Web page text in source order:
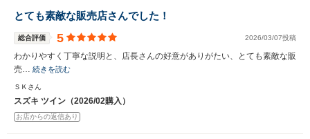
とても素敵な販売店さんでした！
総合評価 5 2026/03/07投稿
わかりやすく丁寧な説明と、店長さんの好意がありがたい、とても素敵な販
売… 続きを読む
ＳＫさん
スズキ ツイン（2026/02購入）
お店からの返信あり